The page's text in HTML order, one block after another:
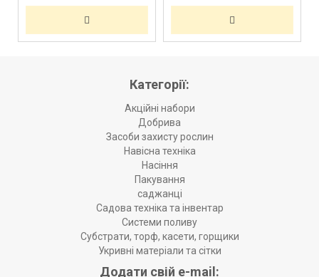
Категорії:
Акційні набори
Добрива
Засоби захисту рослин
Навісна техніка
Насіння
Пакування
саджанці
Садова техніка та інвентар
Системи поливу
Субстрати, торф, касети, горщики
Укривні матеріали та сітки
Додати свій e-mail: